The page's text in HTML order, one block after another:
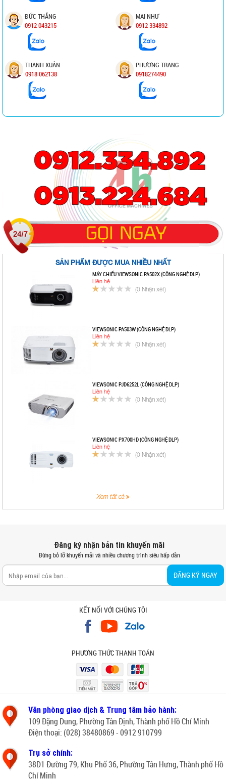
ĐỨC THẮNG
0912 043215
MAI NHƯ
0912 334892
THANH XUÂN
0918 062138
PHƯƠNG TRANG
0918274490
SẢN PHẨM ĐƯỢC MUA NHIỀU NHẤT
MÁY CHIẾU VIEWSONIC PA502X (CÔNG NGHỆ DLP)
Liên hệ
(0 Nhận xét)
VIEWSONIC PA503W (CÔNG NGHỆ DLP)
Liên hệ
(0 Nhận xét)
VIEWSONIC PJD6252L (CÔNG NGHỆ DLP)
Liên hệ
(0 Nhận xét)
VIEWSONIC PX700HD (CÔNG NGHỆ DLP)
Liên hệ
(0 Nhận xét)
Xem tất cả
Đăng ký nhận bản tin khuyến mãi
Đừng bỏ lỡ khuyến mãi và nhiều chương trình siêu hấp dẫn
ĐĂNG KÝ NGAY
KẾT NỐI VỚI CHÚNG TÔI
PHƯƠNG THỨC THANH TOÁN
Văn phòng giao dịch & Trung tâm bảo hành:
109 Đặng Dung, Phường Tân Định, Thành phố Hồ Chí Minh
Điện thoại: (028) 38480869 - 0912 910799
Trụ sở chính:
38D1 Đường 79, Khu Phố 36, Phường Tân Hưng, Thành phố Hồ
Chí Minh